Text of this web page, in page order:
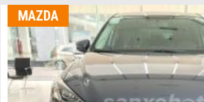
MAZDA